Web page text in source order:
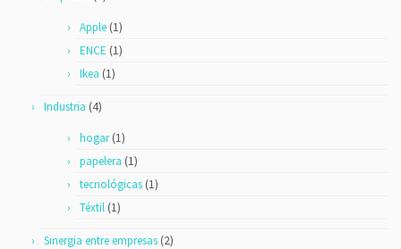
- Reciclar Tejidos
Apple(1)
ENCE (1)
Ikea (1)
Industria (4)
hogar(1)
papelera (1)
tecnológicas(1)
Téxtil(1)
Sinergia entre empresas(2)